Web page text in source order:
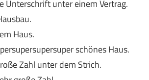
Unterschrift unter einem Vertrag.
Haus.
schönes Haus.
Zahl unter dem Strich.